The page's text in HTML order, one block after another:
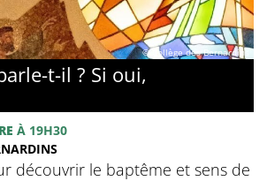
© Collège des Bernardins
t-il ? Si oui,
À 19H30
découvrir le baptême et sens de